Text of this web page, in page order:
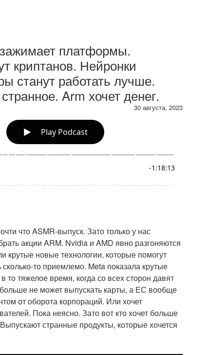
платформы.
криптанов. Нейронки
станут работать лучше.
Arm хочет денег.
30 августа, 2023
что ASMR-выпуск. Зато только у нас
акции ARM. Nvidia и AMD явно разгоняются
крутые новые технологии, которые помогут
сколько-то приемлемо. Meta показала крутые
то тяжелое время, когда со всех сторон давят
не может выпускать карты, а ЕС вообще
от оборота корпораций. Или хочет
Пока неясно. Зато вот кто хочет больше
странные продукты, которые хочется